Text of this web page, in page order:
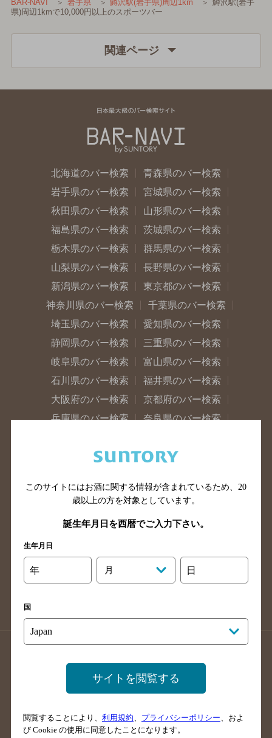
BAR-NAVI 岩手県 鱒沢駅(岩手県)周辺1km
鱒沢駅(岩手
県)周辺1kmで10,000円以上のスポーツバー
関連ページ
北海道のバー検索
青森県のバー検索
岩手県のバー検索
宮城県のバー検索
秋田県のバー検索
山形県のバー検索
福島県のバー検索
茨城県のバー検索
栃木県のバー検索
群馬県のバー検索
山梨県のバー検索
長野県のバー検索
新潟県のバー検索
東京都のバー検索
神奈川県のバー検索
千葉県のバー検索
埼玉県のバー検索
愛知県のバー検索
静岡県のバー検索
三重県のバー検索
岐阜県のバー検索
富山県のバー検索
石川県のバー検索
福井県のバー検索
大阪府のバー検索
京都府のバー検索
兵庫県のバー検索
奈良県のバー検索
広島県のバー検索
岡山県のバー検索
島根県のバー検索
徳島県のバー検索
高知県のバー検索
福岡県のバー検索
長崎県のバー検索
大分県のバー検索
熊本県のバー検索
掲載店舗様ログイン
サイトマップ ご意見・ご感想
このサイトにはお酒に関する情報が含まれているため、 20
歳以上の方を対象としています。
誕生年月日を西暦でご入力下さい。
生年月日
年 月 日
国
サイトを閲覧する
閲覧することにより、 利用規約 プライバシーポリシー 、およ
び Cookie の使用に同意したことになります。